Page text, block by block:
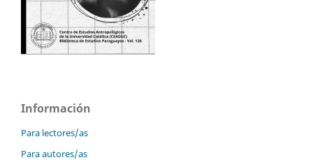
Información
Para lectores/as
Para autores/as